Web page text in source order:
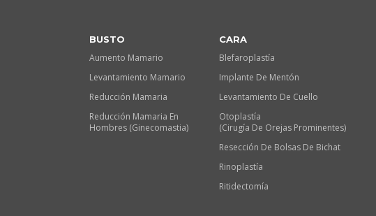
BUSTO
Aumento Mamario
Levantamiento Mamario
Reducción Mamaria
Reducción Mamaria En
Hombres (Ginecomastia)
CARA
Blefaroplastía
Implante De Mentón
Levantamiento De Cuello
Otoplastía
(Cirugía De Orejas Prominentes)
Resección De Bolsas De Bichat
Rinoplastía
Ritidectomía